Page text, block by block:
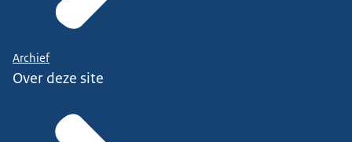
Archief
Over deze site